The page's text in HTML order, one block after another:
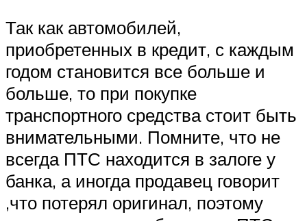
Так как автомобилей,
приобретенных в кредит, с каждым
годом становится все больше и
больше, то при покупке
транспортного средства стоит быть
внимательными. Помните, что не
всегда ПТС находится в залоге у
банка, а иногда продавец говорит
,что потерял оригинал, поэтому